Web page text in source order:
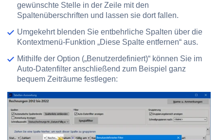
gewünschte Stelle in der Zeile mit den
Spaltenüberschriften und lassen sie dort fallen.
Umgekehrt blenden Sie entbehrliche Spalten über die
Kontextmenü-Funktion „Diese Spalte entfernen“ aus.
Mithilfe der Option („Benutzerdefiniert)“ können Sie im
Auto-Datenfilter anschließend zum Beispiel ganz
bequem Zeiträume festlegen: